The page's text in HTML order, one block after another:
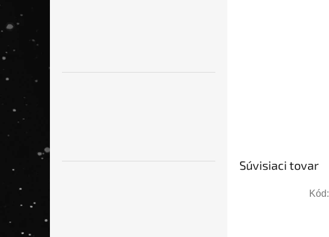
Súvisiaci tovar
Kód: